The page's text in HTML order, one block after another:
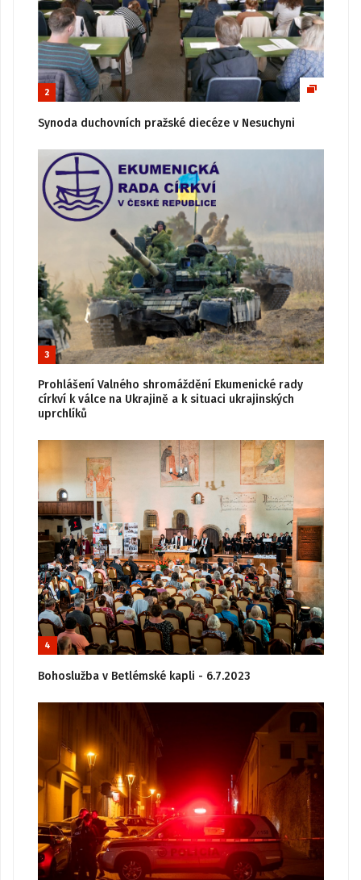
2
Synoda duchovních pražské diecéze v Nesuchyni
3
Prohlášení Valného shromáždění Ekumenické rady
církví k válce na Ukrajině a k situaci ukrajinských
uprchlíků
4
Bohoslužba v Betlémské kapli - 6.7.2023